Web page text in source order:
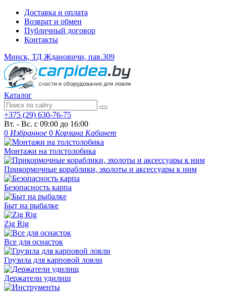
Доставка и оплата
Возврат и обмен
Публичный договор
Контакты
Минск, ТД Ждановичи, пав.309
Каталог
+375 (29) 630-76-75
Вт. - Вс. с 09:00 до 16:00
0 Избранное 0 Корзина Кабинет
Монтажи на толстолобика
Прикормочные кораблики, эхолоты и аксессуары к ним
Безопасность карпа
Быт на рыбалке
Zig Rig
Все для оснасток
Грузила для карповой ловли
Держатели удилищ